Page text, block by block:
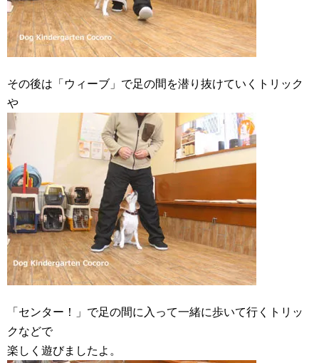
その後は「ウィーブ」で足の間を潜り抜けていくトリック
や
「センター！」で足の間に入って一緒に歩いて行くトリッ
クなどで
楽しく遊びましたよ。